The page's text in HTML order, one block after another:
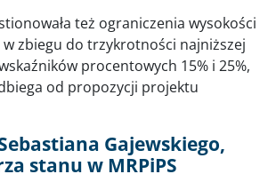
też ograniczenia wysokości
zbiegu do trzykrotności najniższej
procentowych 15% i 25%,
od propozycji projektu
Gajewskiego,
stanu w MRPiPS